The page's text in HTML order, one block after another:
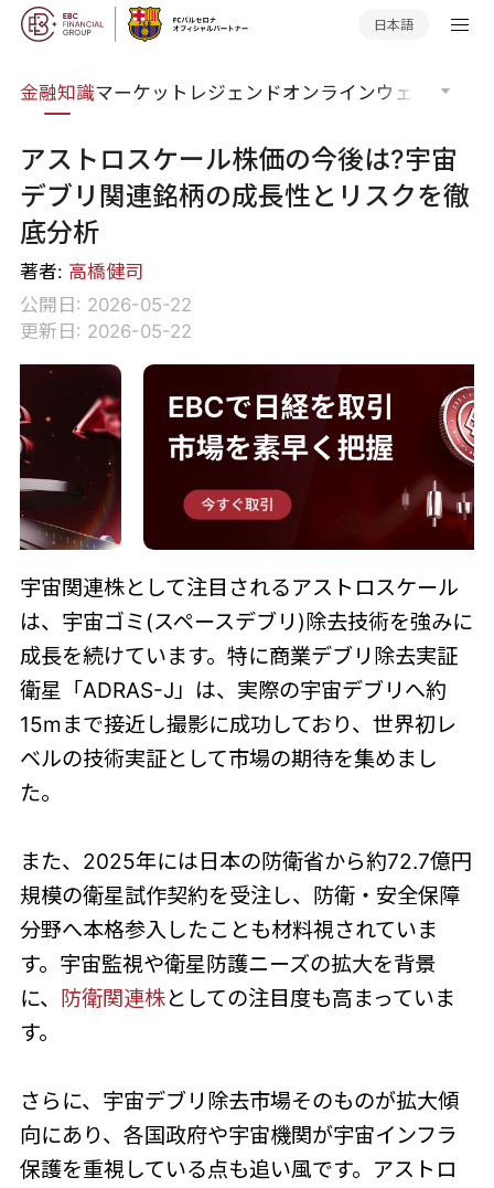
日本語
金融知識マーケットレジェンドオンラインウェビナー
アストロスケール株価の今後は?宇宙
デブリ関連銘柄の成長性とリスクを徹
底分析
著者: 高橋健司
公開日: 2026-05-22
更新日: 2026-05-22
宇宙関連株として注目されるアストロスケール
は、宇宙ゴミ(スペースデブリ)除去技術を強みに
成長を続けています。特に商業デブリ除去実証
衛星「ADRAS-J」は、実際の宇宙デブリへ約
15mまで接近し撮影に成功しており、世界初レ
ベルの技術実証として市場の期待を集めまし
た。
また、2025年には日本の防衛省から約72.7億円
規模の衛星試作契約を受注し、防衛・安全保障
分野へ本格参入したことも材料視されていま
す。宇宙監視や衛星防護ニーズの拡大を背景
に、 防衛関連株としての注目度も高まっていま
す。
さらに、宇宙デブリ除去市場そのものが拡大傾
向にあり、各国政府や宇宙機関が宇宙インフラ
保護を重視している点も追い風です。アストロ